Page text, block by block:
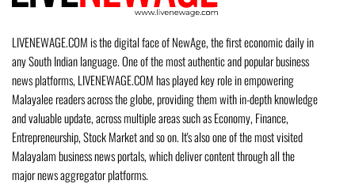
LIVENEWAGE.COM is the digital face of NewAge, the first economic daily in
any South Indian language. One of the most authentic and popular business
news platforms, LIVENEWAGE.COM has played key role in empowering
Malayalee readers across the globe, providing them with in-depth knowledge
and valuable update, across multiple areas such as Economy, Finance,
Entrepreneurship, Stock Market and so on. It's also one of the most visited
Malayalam business news portals, which deliver content through all the
major news aggregator platforms.